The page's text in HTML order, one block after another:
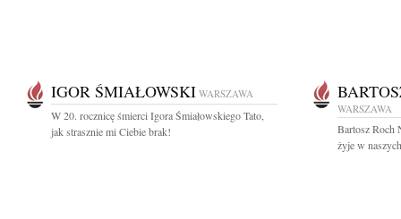
IGOR ŚMIAŁOWSKI WARSZAWA
W 20. rocznicę śmierci Igora Śmiałowskiego Tato,
jak strasznie mi Ciebie brak!
WARSZAWA
Bartosz Roch
żyje w